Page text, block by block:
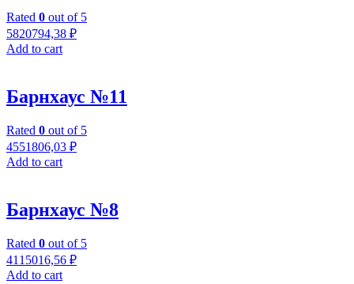
Rated 0 out of 5
5820794,38 ₽
Add to cart
Барнхаус №11
Rated 0 out of 5
4551806,03 ₽
Add to cart
Барнхаус №8
Rated 0 out of 5
4115016,56 ₽
Add to cart